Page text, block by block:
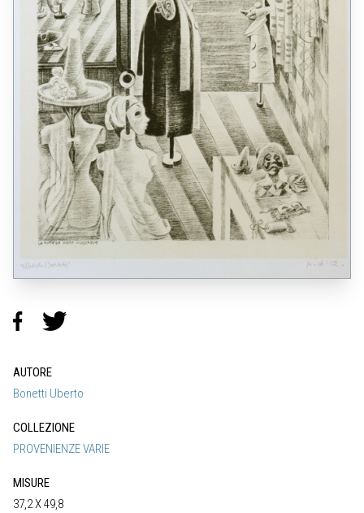
AUTORE
Bonetti Uberto
COLLEZIONE
PROVENIENZE VARIE
MISURE
37,2 X 49,8